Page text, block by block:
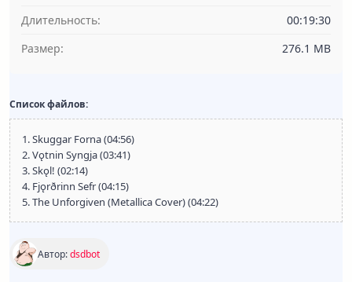
Длительность:
00:19:30
Размер:
276.1 MB
Список файлов:
1. Skuggar Forna (04:56)
2. Vǫtnin Syngja (03:41)
3. Skǫl! (02:14)
4. Fjǫrðrinn Sefr (04:15)
5. The Unforgiven (Metallica Cover) (04:22)
Автор:dsdbot